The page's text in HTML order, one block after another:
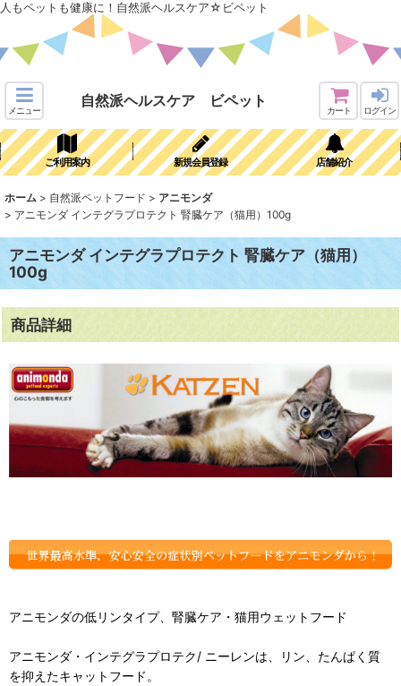
人もペットも健康に！自然派ヘルスケア☆ビペット
メニュー
自然派ヘルスケア ビペット
カート ログイン
ご利用案内 新規会員登録 店舗紹介
ホーム > 自然派ペットフード > アニモンダ
> アニモンダ インテグラプロテクト 腎臓ケア（猫用）100g
アニモンダ インテグラプロテクト 腎臓ケア（猫用）
100g
商品詳細
アニモンダの低リンタイプ、腎臓ケア・猫用ウェットフード
アニモンダ・インテグラプロテク/ ニーレンは、リン、たんぱく質
を抑えたキャットフード。